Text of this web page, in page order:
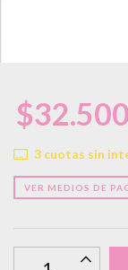
$32.500
3cuotas sin
VER MEDIOS DE